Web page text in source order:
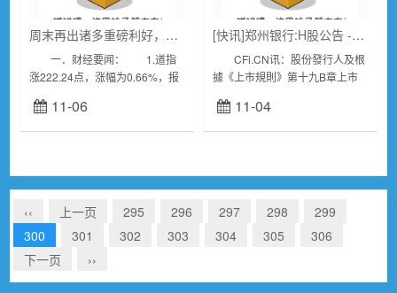
周末再出诸多重磅利好，这次还会冲高回落吗？
一．财经要闻： 1.道指
涨222.24点，涨幅为0.66%，报
涨幅为1.38%，报13478.28
点；...
11-06
[快讯]郑州银行:H股公告 - 截至二零二三年十月三十一日止月份之股份发行人的证券变动月报表
CFi.CN讯：股份發行人及根
據《上市規則》第十九B章上市
動月報表截至月份:2023年10月
31日狀態:新提交股份...
11-04
‹‹ 上一页 295 296 297 298
299
300
301 302 303 304 305
306
下一页
››